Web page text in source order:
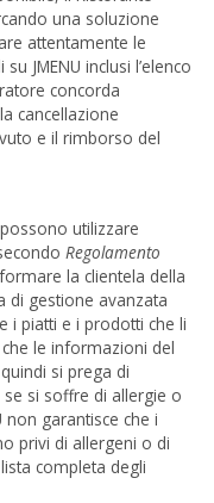
una soluzione
attentamente le
JMENU inclusi l’elenco
concorda
cancellazione
e il rimborso del
utilizzare
Regolamento
la clientela della
di gestione avanzata
i piatti e i prodotti che li
le informazioni del
si prega di
si soffre di allergie o
non garantisce che i
privi di allergeni o di
completa degli